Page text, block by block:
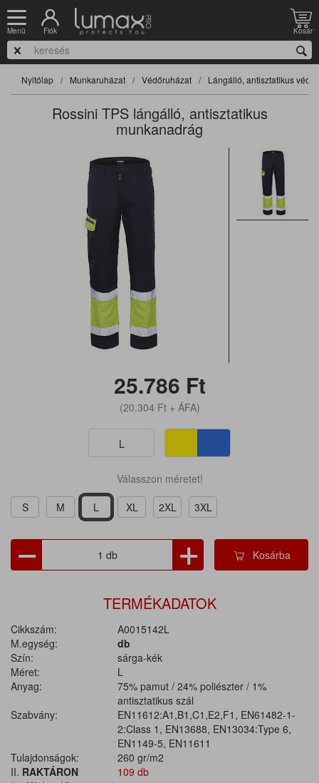
Menü Fiók Kosár
Nyitólap Munkaruházat Védőruházat Lángálló, antisztatikus
Rossini TPS lángálló, antisztatikus
munkanadrág
25.786 Ft
(20.304 Ft+ ÁFA)
L
Válasszon méretet!
S
M L XL 2XL 3XL
Kosárba
TERMÉKADATOK
Cikkszám:
A0015142L
M.egység:
db
Szín:
sárga-kék
Méret:
L
Anyag:
75% pamut / 24% poliészter / 1%
antisztatikus szál
Szabvány:
EN11612:A1,B1,C1,E2,F1, EN61482-1-
2:Class 1, EN13688, EN13034:Type 6,
EN1149-5, EN11611
Tulajdonságok:
260 gr/m2
II. RAKTÁRON
109 db